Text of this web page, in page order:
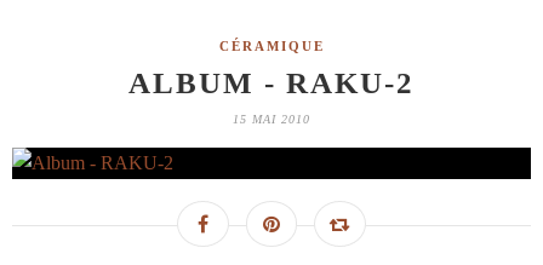
CÉRAMIQUE
ALBUM - RAKU-2
15 MAI 2010